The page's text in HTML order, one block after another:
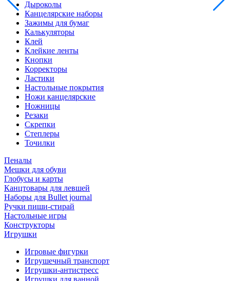
Дыроколы
Канцелярские наборы
Зажимы для бумаг
Калькуляторы
Клей
Клейкие ленты
Кнопки
Корректоры
Ластики
Настольные покрытия
Ножи канцелярские
Ножницы
Резаки
Скрепки
Степлеры
Точилки
Пеналы
Мешки для обуви
Глобусы и карты
Канцтовары для левшей
Наборы для Bullet journal
Ручки пиши-стирай
Настольные игры
Конструкторы
Игрушки
Игровые фигурки
Игрушечный транспорт
Игрушки-антистресс
Игрушки для ванной